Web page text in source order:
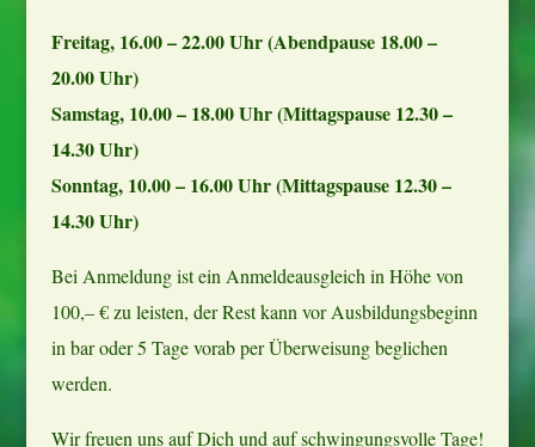
Freitag, 16.00 – 22.00 Uhr (Abendpause 18.00 –
20.00 Uhr)
Samstag, 10.00 – 18.00 Uhr (Mittagspause 12.30 –
14.30 Uhr)
Sonntag, 10.00 – 16.00 Uhr (Mittagspause 12.30 –
14.30 Uhr)
Bei Anmeldung ist ein Anmeldeausgleich in Höhe von
100,– € zu leisten, der Rest kann vor Ausbildungsbeginn
in bar oder 5 Tage vorab per Überweisung beglichen
werden.
Wir freuen uns auf Dich und auf schwingungsvolle Tage!